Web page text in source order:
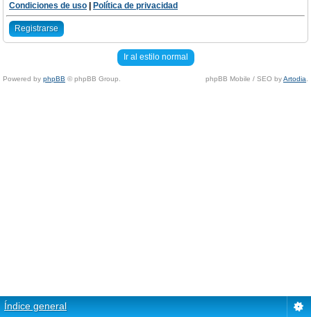
Condiciones de uso
Política de privacidad
Registrarse
Ir al estilo normal
Powered by phpBB © phpBB Group. phpBB Mobile / SEO byArtodia
Índice general